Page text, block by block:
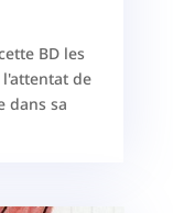
BD les
de
dans sa